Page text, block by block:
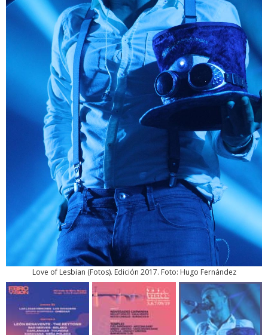
Love of Lesbian (Fotos). Edición 2017. Foto: Hugo Fernández